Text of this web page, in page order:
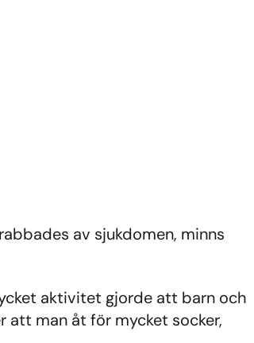
av sjukdomen, minns
aktivitet gjorde att barn och
att man åt för mycket socker,